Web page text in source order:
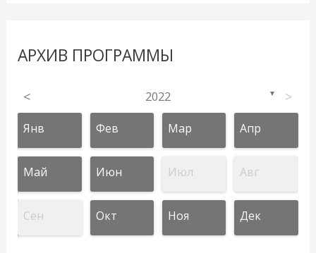
АРХИВ ПРОГРАММЫ
< 2022 ▼ >
Янв Фев Мар Апр
Май Июн Июл Авг
Сен Окт Ноя Дек